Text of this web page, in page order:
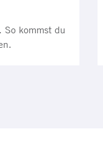
So kommst du